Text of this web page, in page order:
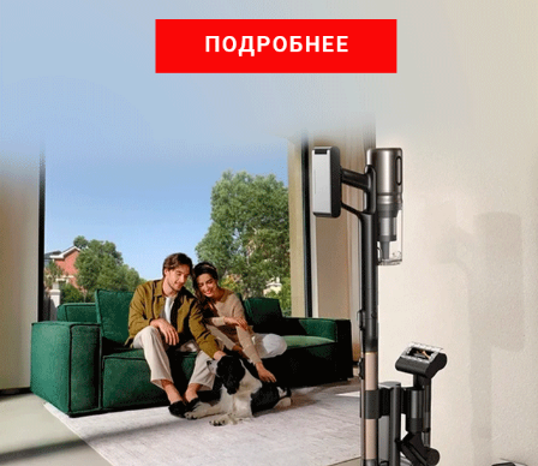
Подпишись на наш канал в мессенджере МАХ